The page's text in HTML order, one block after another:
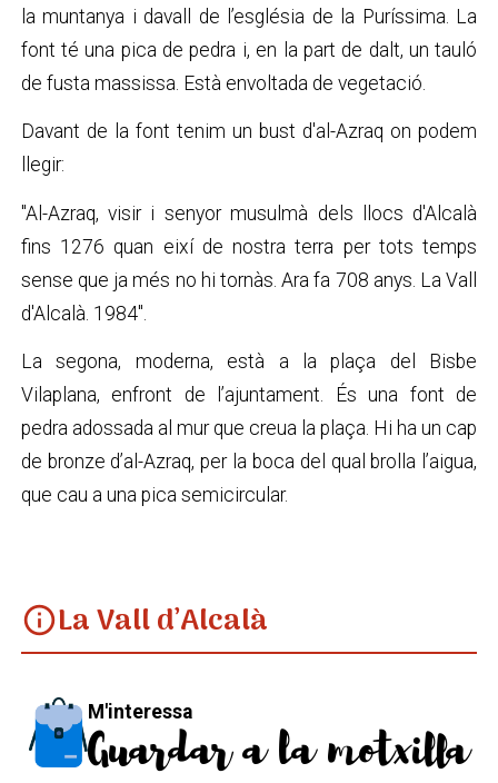
la muntanya i davall de l’església de la Puríssima. La
font té una pica de pedra i, en la part de dalt, un tauló
de fusta massissa. Està envoltada de vegetació.
Davant de la font tenim un bust d'al-Azraq on podem
llegir:
"Al-Azraq, visir i senyor musulmà dels llocs d'Alcalà
fins 1276 quan eixí de nostra terra per tots temps
sense que ja més no hi tornàs. Ara fa 708 anys. La Vall
d'Alcalà. 1984".
La segona, moderna, està a la plaça del Bisbe
Vilaplana, enfront de l’ajuntament. És una font de
pedra adossada al mur que creua la plaça. Hi ha un cap
de bronze d’al-Azraq, per la boca del qual brolla l’aigua,
que cau a una pica semicircular.
infoLa Vall d’Alcalà
M'interessa
Guardar a la motxilla